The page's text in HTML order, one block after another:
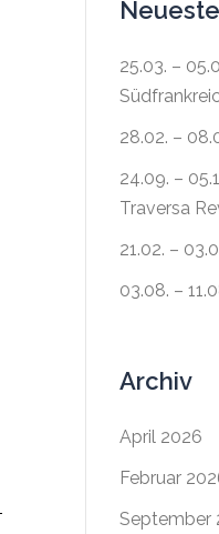
25.03. –
28.02. –
24.09. –
Traversa
21.02. –
03.08. –
Archiv
April 2026
Februar
September